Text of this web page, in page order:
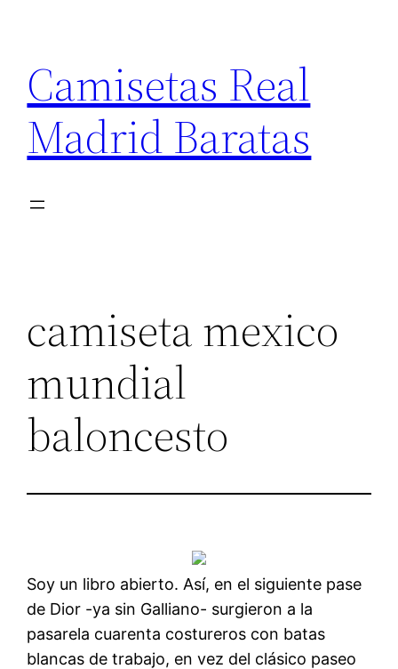
contenido
Camisetas Real
Madrid Baratas
camiseta mexico
mundial
baloncesto
Soy un libro abierto. Así, en el siguiente pase
de Dior -ya sin Galliano- surgieron a la
pasarela cuarenta costureros con batas
blancas de trabajo, en vez del clásico paseo